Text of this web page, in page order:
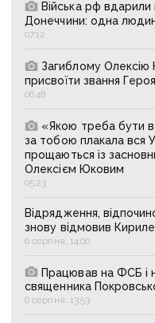
Війська рф вдарили
Донеччини: одна
07:12
Загиблому
присвоїти звання
06:48
«Якою треба бути
за тобою плакала вся
прощаються із
Олексієм Юковим
05:23
Відрядження,
знову відмовив
6 серпня, 14:00
Працював на ФСБ і
священника
6 серпня, 13:53